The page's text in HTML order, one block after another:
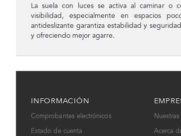
La suela con luces se activa al caminar o
visibilidad, especialmente en espacios
antideslizante garantiza estabilidad y
y ofreciendo mejor agarre.
INFORMACIÓN
Comprobantes electrónicos
Estado de cuenta
Acerca